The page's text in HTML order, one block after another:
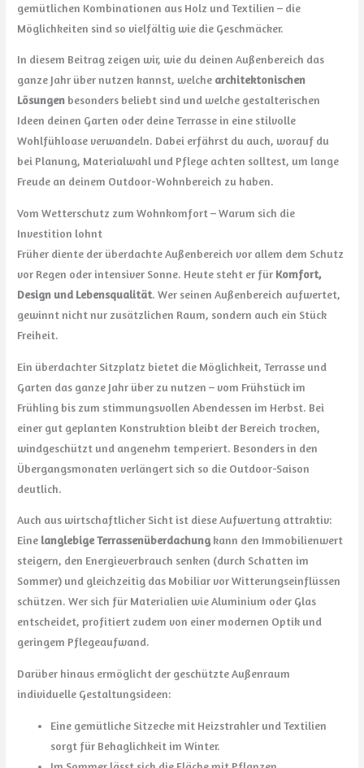
gemütlichen Kombinationen aus Holz und Textilien – die
Möglichkeiten sind so vielfältig wie die Geschmäcker.
In diesem Beitrag zeigen wir, wie du deinen Außenbereich das
ganze Jahr über nutzen kannst, welche architektonischen
Lösungen besonders beliebt sind und welche gestalterischen
Ideen deinen Garten oder deine Terrasse in eine stilvolle
Wohlfühloase verwandeln. Dabei erfährst du auch, worauf du
bei Planung, Materialwahl und Pflege achten solltest, um lange
Freude an deinem Outdoor-Wohnbereich zu haben.
Vom Wetterschutz zum Wohnkomfort – Warum sich die
Investition lohnt
Früher diente der überdachte Außenbereich vor allem dem Schutz
vor Regen oder intensiver Sonne. Heute steht er für Komfort,
Design und Lebensqualität. Wer seinen Außenbereich aufwertet,
gewinnt nicht nur zusätzlichen Raum, sondern auch ein Stück
Freiheit.
Ein überdachter Sitzplatz bietet die Möglichkeit, Terrasse und
Garten das ganze Jahr über zu nutzen – vom Frühstück im
Frühling bis zum stimmungsvollen Abendessen im Herbst. Bei
einer gut geplanten Konstruktion bleibt der Bereich trocken,
windgeschützt und angenehm temperiert. Besonders in den
Übergangsmonaten verlängert sich so die Outdoor-Saison
deutlich.
Auch aus wirtschaftlicher Sicht ist diese Aufwertung attraktiv:
Eine langlebige Terrassenüberdachungkann den Immobilienwert
steigern, den Energieverbrauch senken (durch Schatten im
Sommer) und gleichzeitig das Mobiliar vor Witterungseinflüssen
schützen. Wer sich für Materialien wie Aluminium oder Glas
entscheidet, profitiert zudem von einer modernen Optik und
geringem Pflegeaufwand.
Darüber hinaus ermöglicht der geschützte Außenraum
individuelle Gestaltungsideen:
Eine gemütliche Sitzecke mit Heizstrahler und Textilien
sorgt für Behaglichkeit im Winter.